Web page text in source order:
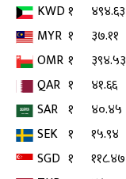
KWD१ ४९४.६३
MYR १ ३७.११
OMR १ ३९४.५३
QAR १ ४१.६६
SAR १ ४०.४५
SEK १ १५.९४
SGD १ ११८.४७